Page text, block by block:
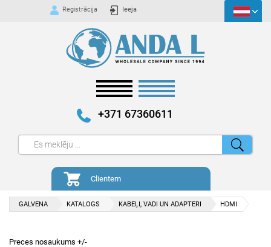
Registrācija Ieeja
+371 67360611
Clientem
GALVENA KATALOGS KABEĻI, VADI UN ADAPTERI HDMI
Preces nosaukums +/-